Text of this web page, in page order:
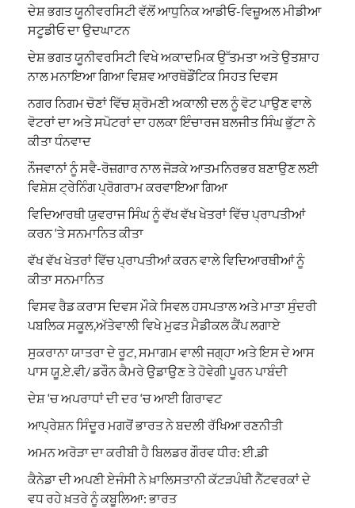
ਦੇਸ਼ ਭਗਤ ਯੂਨੀਵਰਸਿਟੀ ਵੱਲੋਂ ਆਧੁਨਿਕ ਆਡੀਓ-ਵਿਜ਼ੂਅਲ ਮੀਡੀਆ
ਸਟੂਡੀਓ ਦਾ ਉਦਘਾਟਨ
ਦੇਸ਼ ਭਗਤ ਯੂਨੀਵਰਸਿਟੀ ਵਿਖੇ ਅਕਾਦਮਿਕ ਉੱਤਮਤਾ ਅਤੇ ਉਤਸ਼ਾਹ
ਨਾਲ ਮਨਾਇਆ ਗਿਆ ਵਿਸ਼ਵ ਆਰਥੋਡੌਂਟਿਕ ਸਿਹਤ ਦਿਵਸ
ਨਗਰ ਨਿਗਮ ਚੋਣਾਂ ਵਿੱਚ ਸ਼੍ਰੋਮਣੀ ਅਕਾਲੀ ਦਲ ਨੂੰ ਵੋਟ ਪਾਉਣ ਵਾਲੇ
ਵੋਟਰਾਂ ਦਾ ਅਤੇ ਸਪੋਟਰਾਂ ਦਾ ਹਲਕਾ ਇੰਚਾਰਜ ਬਲਜੀਤ ਸਿੰਘ ਭੁੱਟਾ ਨੇ
ਕੀਤਾ ਧੰਨਵਾਦ
ਨੌਜਵਾਨਾਂ ਨੂੰ ਸਵੈ-ਰੋਜ਼ਗਾਰ ਨਾਲ ਜੋੜਕੇ ਆਤਮਨਿਰਭਰ ਬਣਾਉਣ ਲਈ
ਵਿਸ਼ੇਸ਼ ਟ੍ਰੇਨਿੰਗ ਪ੍ਰੋਗਰਾਮ ਕਰਵਾਇਆ ਗਿਆ
ਵਿਦਿਆਰਥੀ ਯੁਵਰਾਜ ਸਿੰਘ ਨੂੰ ਵੱਖ ਵੱਖ ਖੇਤਰਾਂ ਵਿੱਚ ਪ੍ਰਾਪਤੀਆਂ
ਕਰਨ ‘ਤੇ ਸਨਮਾਨਿਤ ਕੀਤਾ
ਵੱਖ ਵੱਖ ਖੇਤਰਾਂ ਵਿੱਚ ਪ੍ਰਾਪਤੀਆਂ ਕਰਨ ਵਾਲੇ ਵਿਦਿਆਰਥੀਆਂ ਨੂੰ
ਕੀਤਾ ਸਨਮਾਨਿਤ
ਵਿਸਵ ਰੈਡ ਕਰਾਸ ਦਿਵਸ ਮੌਕੇ ਸਿਵਲ ਹਸਪਤਾਲ ਅਤੇ ਮਾਤਾ ਸੁੰਦਰੀ
ਪਬਲਿਕ ਸਕੂਲ,ਅੱਤੇਵਾਲੀ ਵਿਖੇ ਮੁਫਤ ਮੈਡੀਕਲ ਕੈਂਪ ਲਗਾਏ
ਸੁਕਰਾਨਾ ਯਾਤਰਾ ਦੇ ਰੂਟ, ਸਮਾਗਮ ਵਾਲੀ ਜਗ੍ਹਾ ਅਤੇ ਇਸ ਦੇ ਆਸ
ਪਾਸ ਯੂ.ਏ.ਵੀ/ ਡਰੌਨ ਕੈਮਰੇ ਉਡਾਉਣ ਤੇ ਹੋਵੇਗੀ ਪੂਰਨ ਪਾਬੰਦੀ
ਦੇਸ਼ ‘ਚ ਅਪਰਾਧਾਂ ਦੀ ਦਰ ‘ਚ ਆਈ ਗਿਰਾਵਟ
ਆਪ੍ਰੇਸ਼ਨ ਸਿੰਦੂਰ ਮਗਰੋਂ ਭਾਰਤ ਨੇ ਬਦਲੀ ਰੱਖਿਆ ਰਣਨੀਤੀ
ਅਮਨ ਅਰੋੜਾ ਦਾ ਕਰੀਬੀ ਹੈ ਬਿਲਡਰ ਗੌਰਵ ਧੀਰ: ਈ.ਡੀ
ਕੈਨੇਡਾ ਦੀ ਅਪਣੀ ਏਜੰਸੀ ਨੇ ਖ਼ਾਲਿਸਤਾਨੀ ਕੱਟੜਪੰਥੀ ਨੈੱਟਵਰਕਾਂ ਦੇ
ਵਧ ਰਹੇ ਖ਼ਤਰੇ ਨੂੰ ਕਬੂਲਿਆ: ਭਾਰਤ